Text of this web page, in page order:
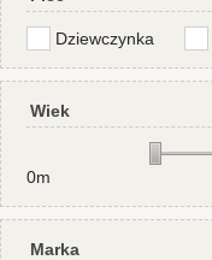
Dziewczynka
Wiek
0m
Marka